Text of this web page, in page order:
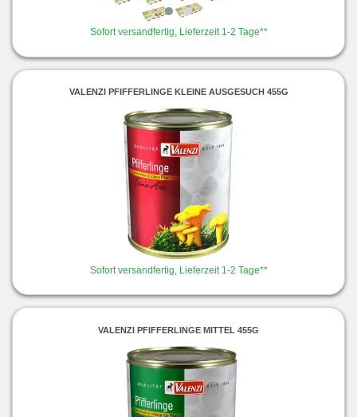
Sofort versandfertig, Lieferzeit 1-2 Tage**
VALENZI PFIFFERLINGE KLEINE AUSGESUCH 455G
Sofort versandfertig, Lieferzeit 1-2 Tage**
VALENZI PFIFFERLINGE MITTEL 455G